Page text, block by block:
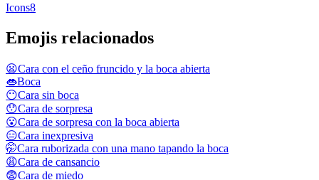
Icons8
Emojis relacionados
😦Cara con el ceño fruncido y la boca abierta
👄Boca
😶Cara sin boca
😯Cara de sorpresa
😮Cara de sorpresa con la boca abierta
😑Cara inexpresiva
🤭Cara ruborizada con una mano tapando la boca
😩Cara de cansancio
😨Cara de miedo